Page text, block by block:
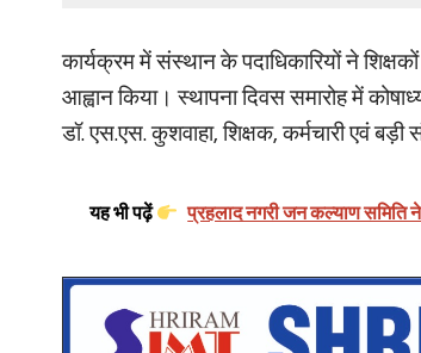
कार्यक्रम में संस्थान के पदाधिकारियों ने
आह्वान किया। स्थापना दिवस समारोह में
डॉ. एस.एस. कुशवाहा, शिक्षक, कर्मचारी एवं
यह भी पढ़ें प्रहलाद नगरी जन कल्याण समिति